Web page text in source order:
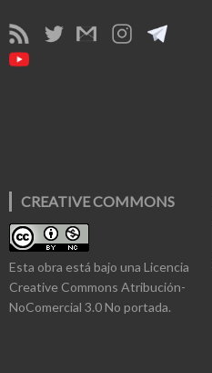
CREATIVE COMMONS
Esta obra está bajo una Licencia
Creative Commons Atribución-
NoComercial 3.0 No portada.